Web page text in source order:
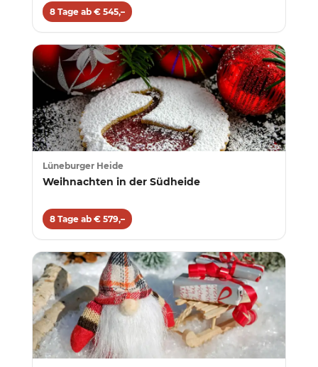
8 Tage ab € 545,–
Lüneburger Heide
Weihnachten in der Südheide
8 Tage ab € 579,–